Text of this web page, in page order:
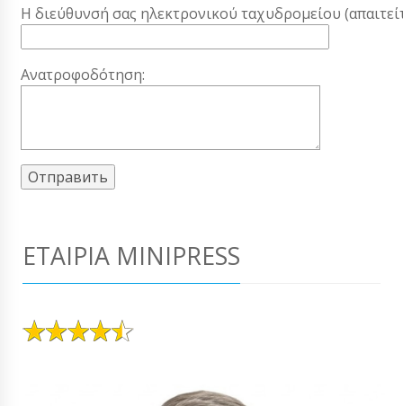
Η διεύθυνσή σας ηλεκτρονικού ταχυδρομείου
Ανατροφοδότηση:
ΕΤΑΙΡΊΑ MINIPRESS